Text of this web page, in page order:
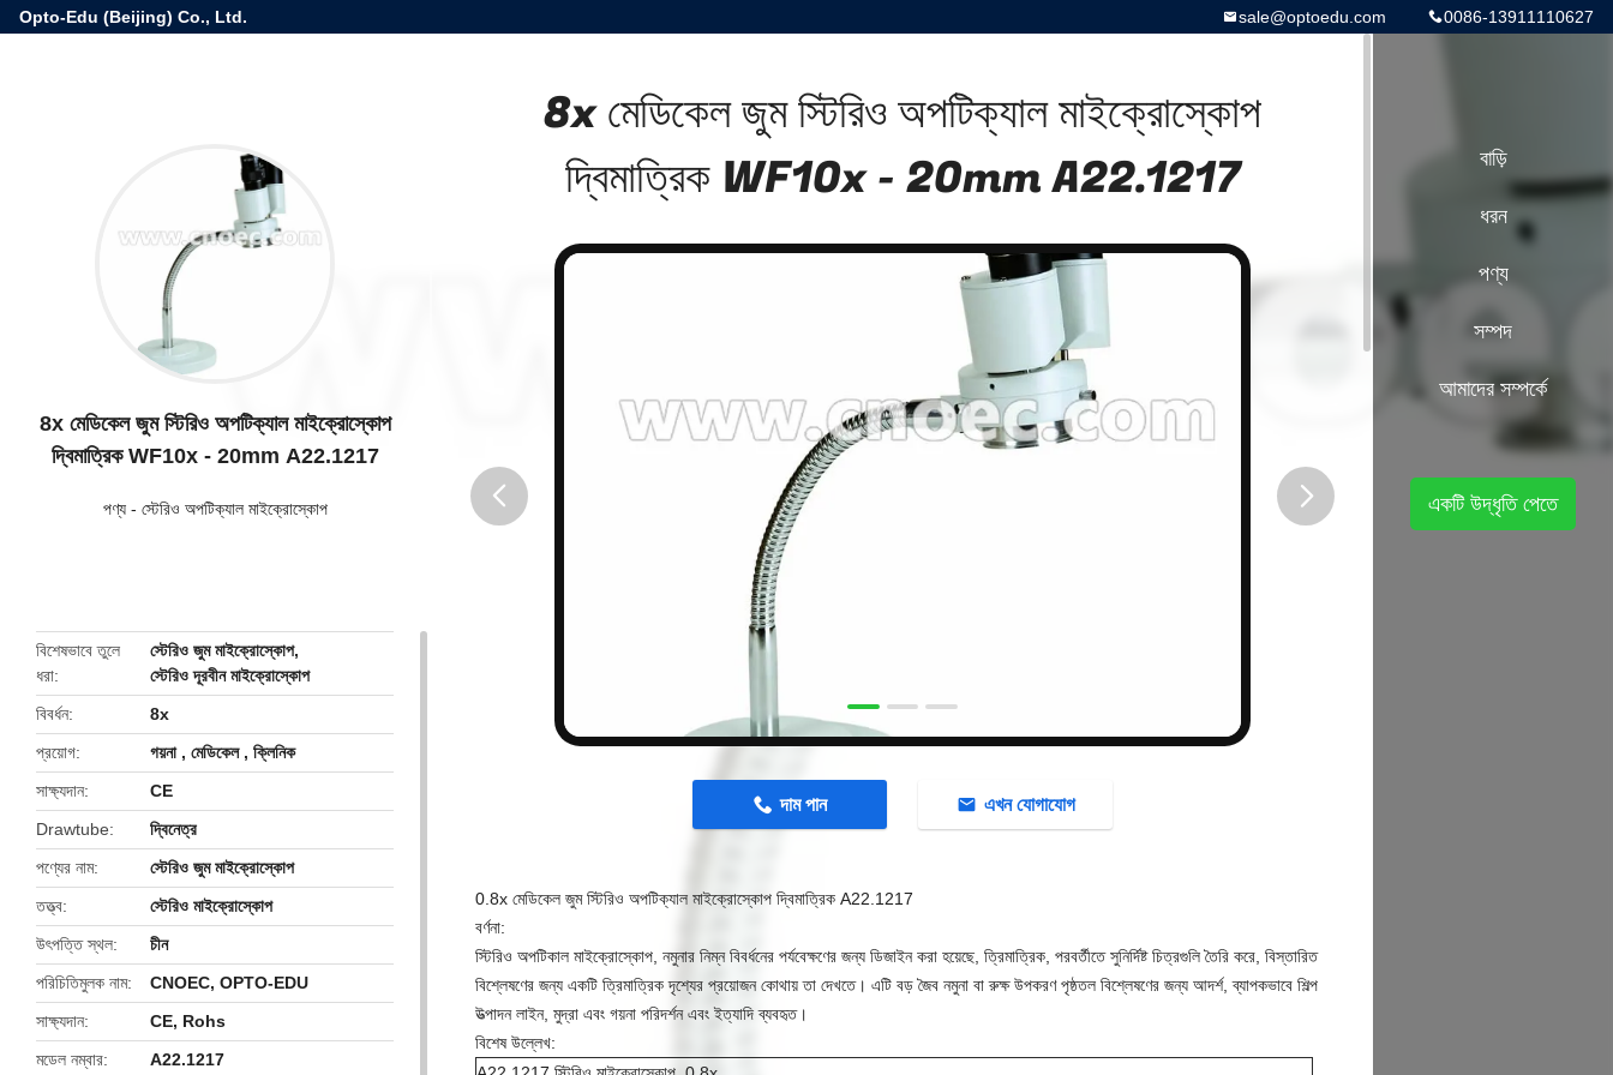
Opto-Edu (Beijing) Co., Ltd. 0086-13911110627
sale@optoedu.com
8x মেডিকেল জুম স্টিরিও অপটিক্যাল মাইক্রোস্কোপ
দ্বিমাত্রিক WF10x - 20mm A22.1217
পণ্য- স্টেরিও অপটিক্যাল মাইক্রোস্কোপ
বিশেষভাবে তুলে
ধরা
স্টেরিও জুম মাইক্রোস্কোপ,
স্টেরিও দূরবীন মাইক্রোস্কোপ
বিবর্ধন
8x
প্রয়োগ
গয়না , মেডিকেল , ক্লিনিক
সাক্ষ্যদান
CE
Drawtube
দ্বিনেত্র
পণ্যের নাম
স্টেরিও জুম মাইক্রোস্কোপ
তত্ত্ব
স্টেরিও মাইক্রোস্কোপ
উৎপত্তি স্থল
চীন
পরিচিতিমুলক নাম
CNOEC, OPTO-EDU
সাক্ষ্যদান
CE, Rohs
মডেল নম্বার
A22.1217
8x মেডিকেল জুম স্টিরিও অপটিক্যাল মাইক্রোস্কোপ
দ্বিমাত্রিক WF10x - 20mm A22.1217
দাম পান এখন যোগাযোগ
0.8x মেডিকেল জুম স্টিরিও অপটিক্যাল মাইক্রোস্কোপ দ্বিমাত্রিক A22.1217
বর্ণনা:
স্টিরিও অপটিকাল মাইক্রোস্কোপ, নমুনার নিম্ন বিবর্ধনের পর্যবেক্ষণের জন্য ডিজাইন করা হয়েছে, ত্রিমাত্রিক, পরবর্তীতে সুনির্দিষ্ট চিত্রগুলি তৈরি করে, বিস্তারিত
বিশ্লেষণের জন্য একটি ত্রিমাত্রিক দৃশ্যের প্রয়োজন কোথায় তা দেখতে। এটি বড় জৈব নমুনা বা রুক্ষ উপকরণ পৃষ্ঠতল বিশ্লেষণের জন্য আদর্শ, ব্যাপকভাবে শিল্প
উত্পাদন লাইন, মুদ্রা এবং গয়না পরিদর্শন এবং ইত্যাদি ব্যবহৃত।
বিশেষ উল্লেখ:
বাড়ি
ধরন
পণ্য
সম্পদ
আমাদের সম্পর্কে
একটি উদ্ধৃতি পেতে